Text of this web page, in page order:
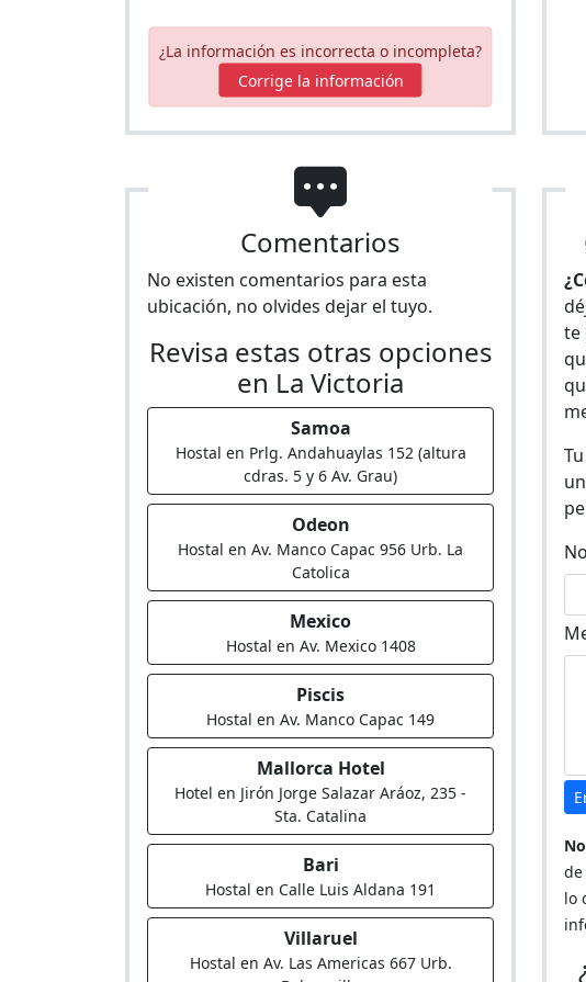
¿La información es incorrecta o incompleta?
Corrige la información
Comentarios
No existen comentarios para esta
ubicación, no olvides dejar el tuyo.
Revisa estas otras opciones
en La Victoria
Samoa
Hostal en Prlg. Andahuaylas 152 (altura
cdras. 5 y 6 Av. Grau)
Odeon
Hostal en Av. Manco Capac 956 Urb. La
Catolica
Mexico
Hostal en Av. Mexico 1408
Piscis
Hostal en Av. Manco Capac 149
Mallorca Hotel
Hotel en Jirón Jorge Salazar Aráoz, 235 -
Sta. Catalina
Bari
Hostal en Calle Luis Aldana 191
Villaruel
Hostal en Av. Las Americas 667 Urb.
te
lo